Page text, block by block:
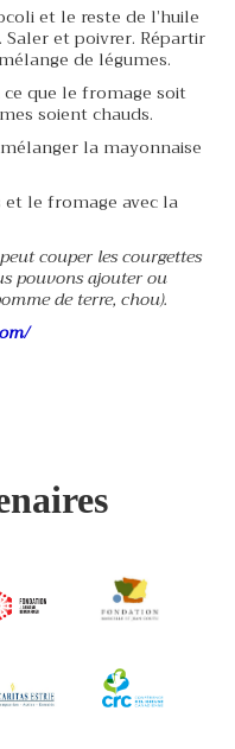
et le reste de l’huile
Saler et poivrer. Répartir
de légumes.
ce que le fromage soit
soient chauds.
la mayonnaise
et le fromage avec la
couper les courgettes
pouvons ajouter ou
de terre, chou).